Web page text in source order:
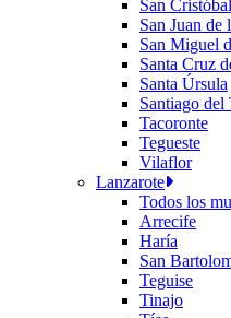
San
San Juan de
San Miguel
Santa Cruz
Santa Úrsula
Santiago del
Tacoronte
Tegueste
Vilaflor
Lanzarote
Todos los
Arrecife
Haría
San
Teguise
Tinajo